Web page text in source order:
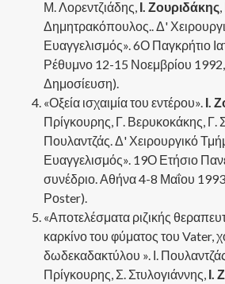
Μ. Λορεντζιάδης, Ι. Ζουριδάκης
Δημητρακόπουλος.. Δ'
Ευαγγελισμός». 6Ο Παγκρήτιο
Ρέθυμνο 12-15 Νοεμβρίου
Δημοσίευση).
«Οξεία ισχαιμία του εντέρου». Ι.
Πρίγκουρης, Γ. Βερυκοκάκης, Γ.
Πουλαντζάς. Δ' Χειρουργικό
Ευαγγελισμός». 19Ο Ετήσιο
συνέδριο. Αθήνα 4-8 Μαΐου
Ροster).
«Αποτελέσματα ριζικής
καρκίνο του φύματος του Vater,
δωδεκαδακτύλου ». Ι.
Πρίγκουρης, Σ. Στυλογιάννης, Ι.